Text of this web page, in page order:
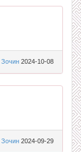
Зочин 2024-10-08
Зочин 2024-09-29